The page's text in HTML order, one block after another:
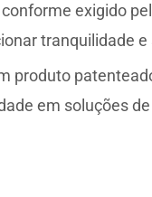
exigido
tranquilidade
produto
em soluções